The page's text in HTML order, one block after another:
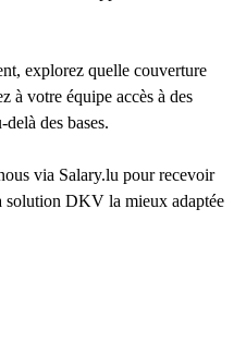
explorez quelle couverture
à votre équipe accès à des
des bases.
via Salary.lu pour recevoir
solution DKV la mieux adaptée